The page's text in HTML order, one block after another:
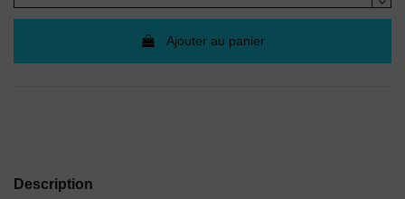
Ajouter au panier
Description